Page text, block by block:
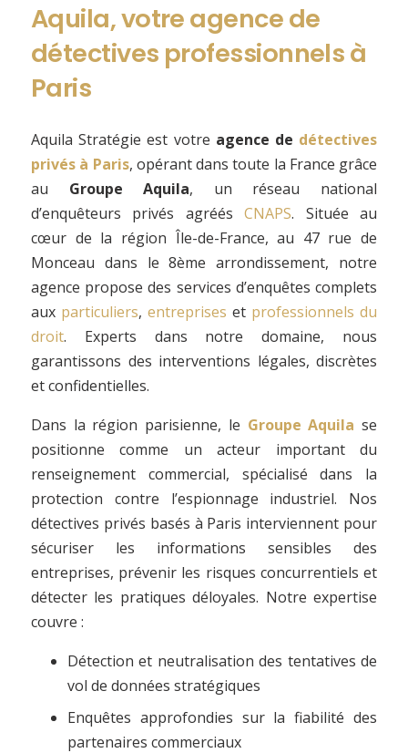
Aquila, votre agence de
détectives professionnels à
Paris
Aquila Stratégie est votre agence de détectives
privés à Paris, opérant dans toute la France grâce
au Groupe Aquila, un réseau national
d’enquêteurs privés agréésCNAPS. Située au
cœur de la région Île-de-France, au 47 rue de
Monceau dans le 8ème arrondissement, notre
agence propose des services d’enquêtes complets
aux particuliers, entreprises et professionnels du
droit. Experts dans notre domaine, nous
garantissons des interventions légales, discrètes
et confidentielles.
Dans la région parisienne, le Groupe Aquila se
positionne comme un acteur important du
renseignement commercial, spécialisé dans la
protection contre l’espionnage industriel. Nos
détectives privés basés à Paris interviennent pour
sécuriser les informations sensibles des
entreprises, prévenir les risques concurrentiels et
détecter les pratiques déloyales. Notre expertise
couvre :
Détection et neutralisation des tentatives de
vol de données stratégiques
Enquêtes approfondies sur la fiabilité des
partenaires commerciaux